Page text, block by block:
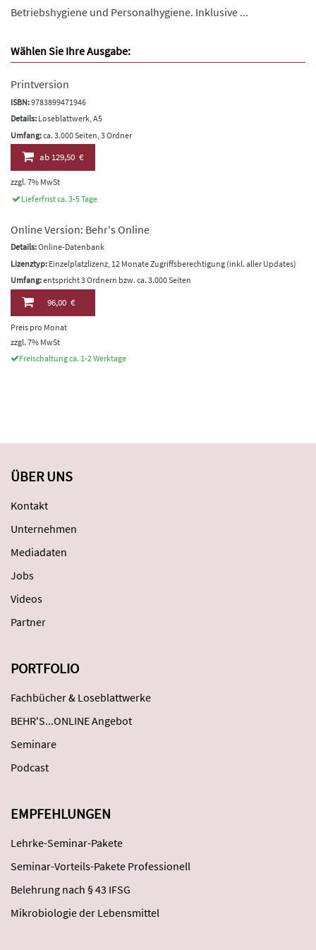
Betriebshygiene und Personalhygiene. Inklusive ...
Wählen Sie Ihre Ausgabe:
Printversion
ISBN:9783899471946
Details: Loseblattwerk, A5
Umfang:ca. 3.000 Seiten, 3 Ordner
ab129,50 €
zzgl. 7% MwSt
Lieferfrist ca. 3-5 Tage
Online Version: Behr's Online
Details:Online-Datenbank
Lizenztyp: Einzelplatzlizenz, 12 Monate Zugriffsberechtigung (inkl. aller Updates)
Umfang:entspricht 3 Ordnern bzw. ca. 3.000 Seiten
96,00 €
Preis pro Monat
zzgl. 7% MwSt
Freischaltung ca. 1-2 Werktage
ÜBER UNS
Kontakt
Unternehmen
Mediadaten
Jobs
Videos
Partner
PORTFOLIO
Fachbücher & Loseblattwerke
BEHR'S...ONLINE Angebot
Seminare
Podcast
EMPFEHLUNGEN
Lehrke-Seminar-Pakete
Seminar-Vorteils-Pakete Professionell
Belehrung nach § 43 IFSG
Mikrobiologie der Lebensmittel